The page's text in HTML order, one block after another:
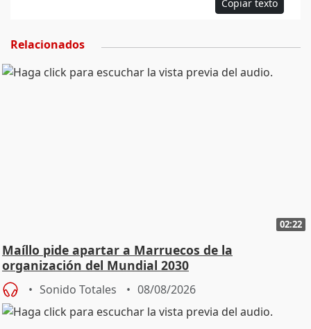
Copiar texto
Relacionados
02:22
Maíllo pide apartar a Marruecos de la
organización del Mundial 2030
Sonido Totales 08/08/2026